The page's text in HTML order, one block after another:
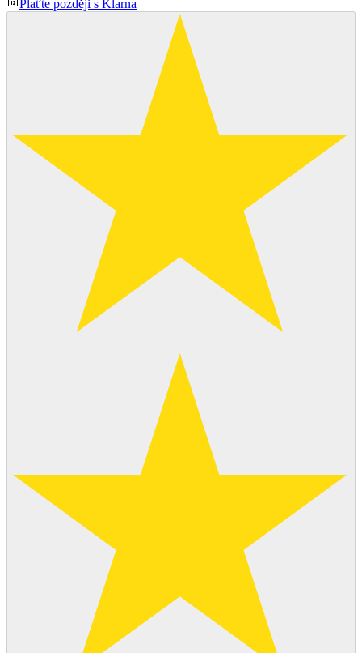
Plaťte později s Klarna